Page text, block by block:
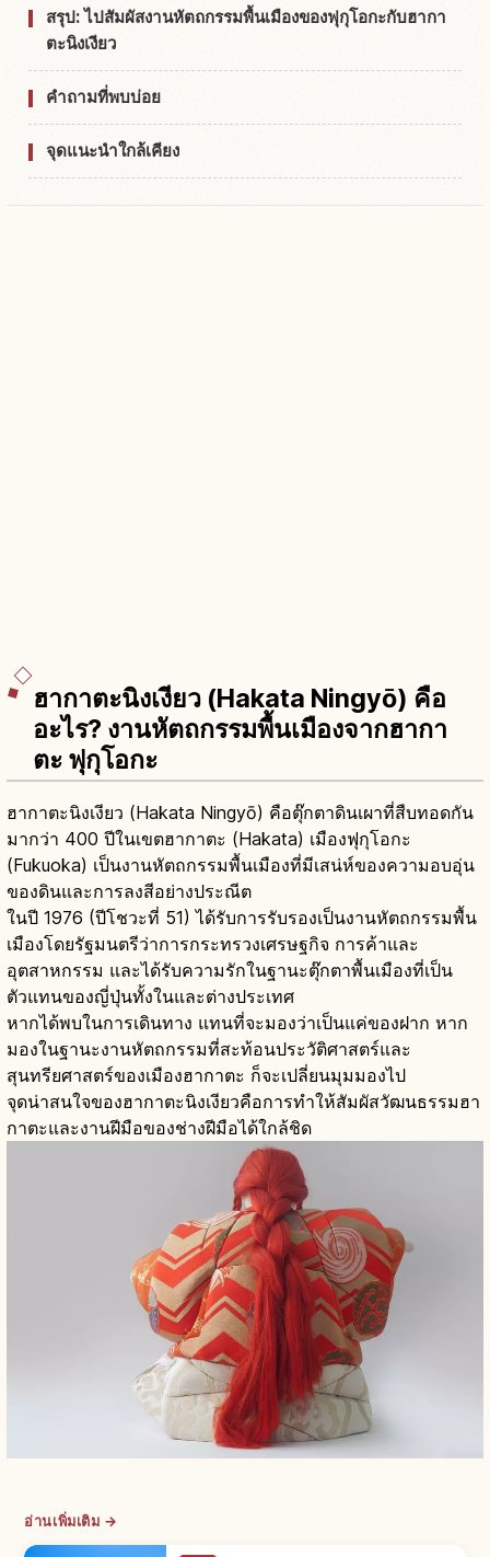
สรุป: ไปสัมผัสงานหัตถกรรมพื้นเมืองของฟุกุโอกะกับฮากา
ตะนิงเงียว
คำถามที่พบบ่อย
จุดแนะนำใกล้เคียง
ฮากาตะนิงเงียว (Hakata Ningyō) คือ
อะไร? งานหัตถกรรมพื้นเมืองจากฮากา
ตะ ฟุกุโอกะ
ฮากาตะนิงเงียว (Hakata Ningyō) คือตุ๊กตาดินเผาที่สืบทอดกัน
มากว่า 400 ปีในเขตฮากาตะ (Hakata) เมืองฟุกุโอกะ
(Fukuoka) เป็นงานหัตถกรรมพื้นเมืองที่มีเสน่ห์ของความอบอุ่น
ของดินและการลงสีอย่างประณีต
ในปี 1976 (ปีโชวะที่ 51) ได้รับการรับรองเป็นงานหัตถกรรมพื้น
เมืองโดยรัฐมนตรีว่าการกระทรวงเศรษฐกิจ การค้าและ
อุตสาหกรรม และได้รับความรักในฐานะตุ๊กตาพื้นเมืองที่เป็น
ตัวแทนของญี่ปุ่นทั้งในและต่างประเทศ
หากได้พบในการเดินทาง แทนที่จะมองว่าเป็นแค่ของฝาก หาก
มองในฐานะงานหัตถกรรมที่สะท้อนประวัติศาสตร์และ
สุนทรียศาสตร์ของเมืองฮากาตะ ก็จะเปลี่ยนมุมมองไป
จุดน่าสนใจของฮากาตะนิงเงียวคือการทำให้สัมผัสวัฒนธรรมฮา
กาตะและงานฝีมือของช่างฝีมือได้ใกล้ชิด
อ่านเพิ่มเติม →